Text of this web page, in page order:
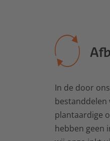
In de door
plantaardige
hebben geen